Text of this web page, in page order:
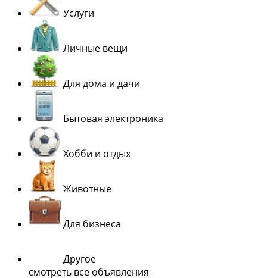
Услуги
Личные вещи
Для дома и дачи
Бытовая электроника
Хобби и отдых
Животные
Для бизнеса
Другое
смотреть все объявления